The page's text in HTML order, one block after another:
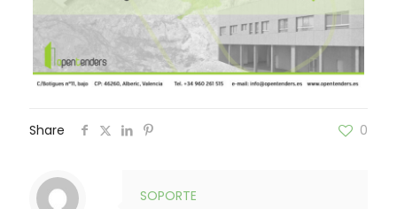
Share 0
SOPORTE